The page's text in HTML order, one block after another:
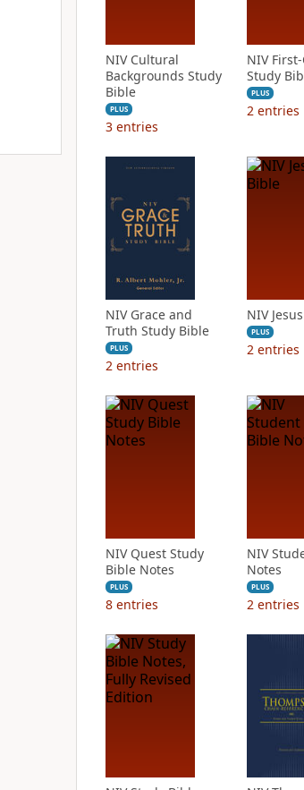
NIV Cultural
Backgrounds Study
Bible
PLUS
3 entries
NIV
Study
PLUS
2 entries
NIV Grace and
Truth Study Bible
PLUS
2 entries
NIV
PLUS
2 entries
NIV Quest Study
Bible Notes
PLUS
8 entries
NIV
Notes
PLUS
2 entries